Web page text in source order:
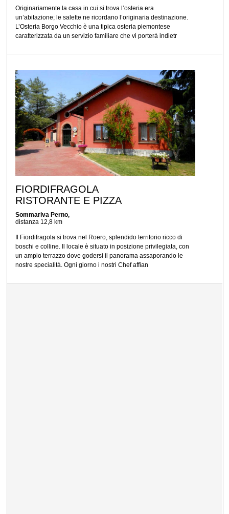
Originariamente la casa in cui si trova l’osteria era
un’abitazione; le salette ne ricordano l’originaria destinazione.
L’Osteria Borgo Vecchio è una tipica osteria piemontese
caratterizzata da un servizio familiare che vi porterà indietr
FIORDIFRAGOLA
RISTORANTE E PIZZA
Sommariva Perno,
distanza 12,8 km
Il Fiordifragola si trova nel Roero, splendido territorio ricco di
boschi e colline. Il locale è situato in posizione privilegiata, con
un ampio terrazzo dove godersi il panorama assaporando le
nostre specialità. Ogni giorno i nostri Chef affian